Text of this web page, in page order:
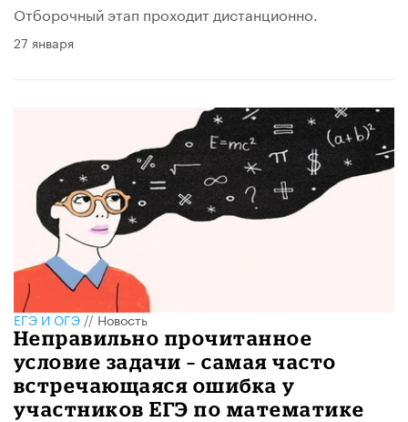
Отборочный этап проходит дистанционно.
27 января
ЕГЭ И ОГЭ//Новость
Неправильно прочитанное
условие задачи – самая часто
встречающаяся ошибка у
участников ЕГЭ по математике